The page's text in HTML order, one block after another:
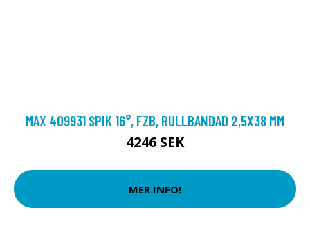
MAX 409931 SPIK 16°, FZB, RULLBANDAD 2,5X38 MM
4246 SEK
MER INFO!